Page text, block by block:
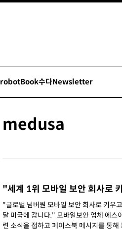
robotBook수다Newsletter
medusa
"세계 1위 모바일 보안 회사로
"글로벌 넘버원 모바일 보안 회사로 키우
달 미국에 갑니다." 모바일보안 업체 에스이웍스(www.seworks.co.kr )가 소프트뱅크벤처스로부터 15억원을 투자받았다. 관
련 소식을 접하고 페이스북 메시지를 통해 홍민표 대표에